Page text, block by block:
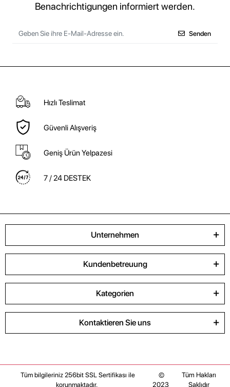
Benachrichtigungen informiert werden.
Senden
Hızlı Teslimat
Güvenli Alışveriş
Geniş Ürün Yelpazesi
7 / 24 DESTEK
Unternehmen
Kundenbetreuung
Kategorien
Kontaktieren Sie uns
Tüm bilgileriniz 256bit SSL Sertifikası ile
korunmaktadır.
©
2023
Tüm Hakları
Saklıdır